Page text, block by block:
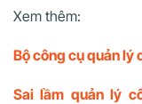
Xem thêm:
Bộ công cụ quản lý
Sai lầm quản lý